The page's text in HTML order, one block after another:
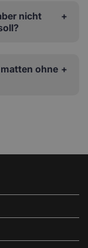
nicht
ohne